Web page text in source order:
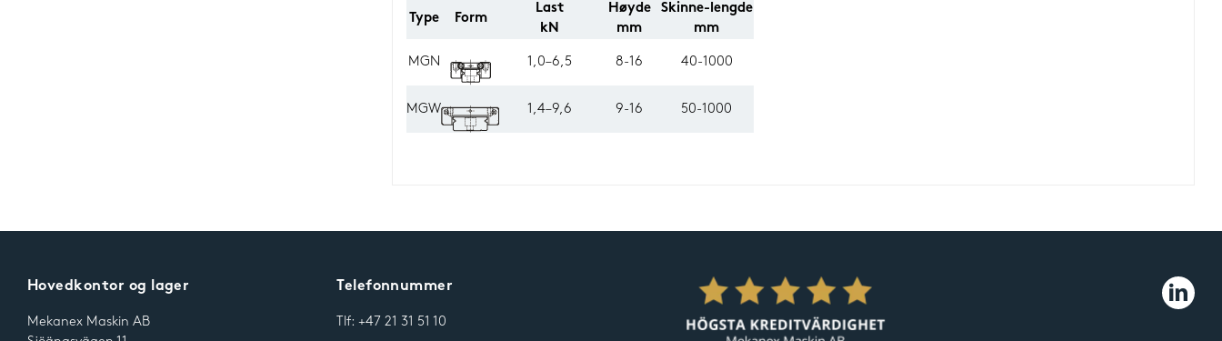
Type Form
Last
kN
Høyde
mm
Skinne-lengde
mm
MGN 1,0–6,5 8-16 40-1000
MGW 1,4–9,6 9-16 50-1000
Hovedkontor og lager
Mekanex Maskin AB
Telefonnummer
Tlf: +47 21 31 51 10